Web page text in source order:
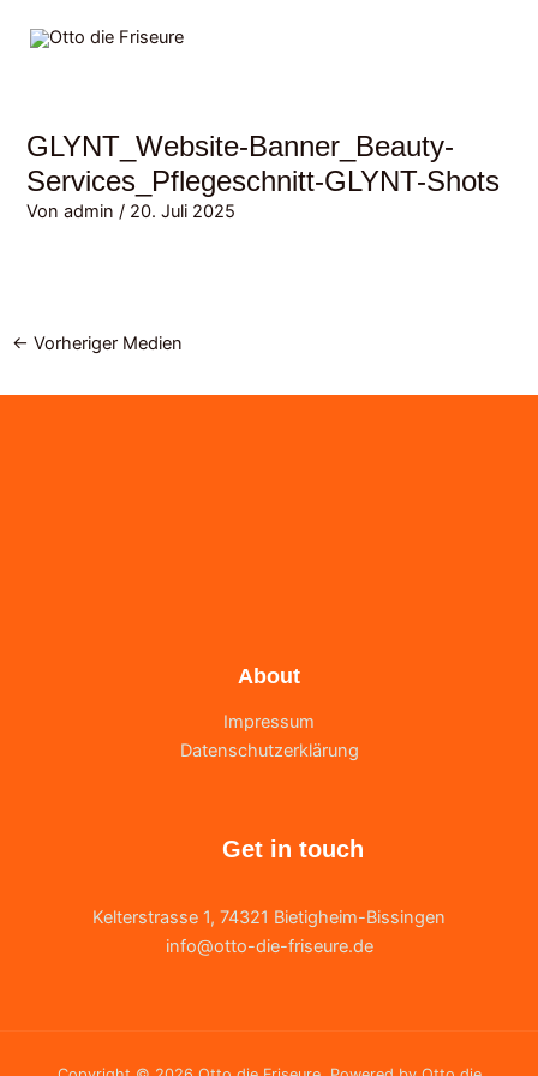
Inhalt
GLYNT_Website-Banner_Beauty-
Services_Pflegeschnitt-GLYNT-Shots
Vonadmin/ 20. Juli 2025
← Vorheriger Medien
About
Impressum
Datenschutzerklärung
Get in touch
Kelterstrasse 1, 74321 Bietigheim-Bissingen
info@otto-die-friseure.de